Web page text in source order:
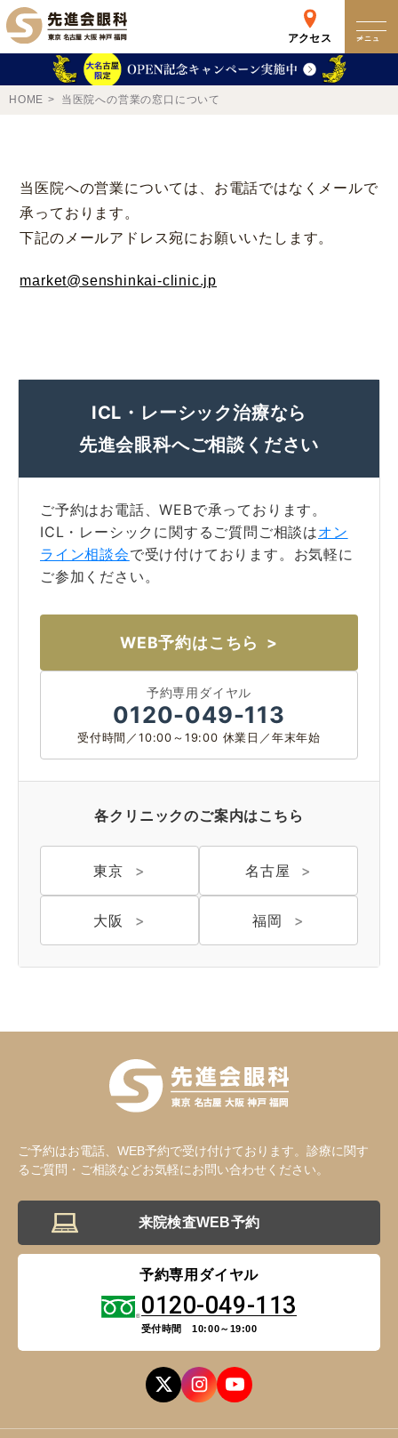
アクセス メニュー
0120-049-113
クリニック案内
アフターケア
ドクター紹介 よくあるご質問
学会発表 / 論文 /
報道・メディア出演
ホーム
採用情報
迷惑行為に対するの当院の対応に関して
初診時における情報開示に関して
クリニック
東京 新宿
大阪 梅田本院
大阪市北区梅田
福岡 天神
福岡市中央区天神
先進会眼科 福岡飯塚
福岡県飯塚市川津
[提携]札幌かとう眼
北海道札幌市東区
[ICL提携]鹿児島園 [提携]木村眼科 天王
HOME 当医院への営業の窓口について
当医院への営業については、お電話ではなくメールで
承っております。
下記のメールアドレス宛にお願いいたします。
market@senshinkai-clinic.jp
ICL・レーシック治療なら
先進会眼科へご相談ください
ご予約はお電話、WEBで承っております。
ICL・レーシックに関するご質問ご相談はオン
ライン相談会で受け付けております。お気軽に
ご参加ください。
WEB予約はこちら
予約専用ダイヤル
0120-049-113
受付時間／10:00～19:00 休業日／年末年始
各クリニックのご案内はこちら
東京 名古屋
大阪 福岡
ご予約はお電話、WEB予約で受け付けております。診療に関す
るご質問・ご相談などお気軽にお問い合わせください。
来院検査WEB予約
予約専用ダイヤル
0120-049-113
受付時間 10:00～19:00
東京 新宿 名古屋 栄
大阪 梅田(本院) 東京 新宿
大名古屋 名古屋 栄